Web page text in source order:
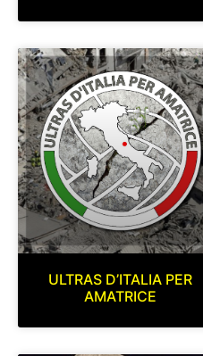
ULTRAS D’ITALIA PER
AMATRICE